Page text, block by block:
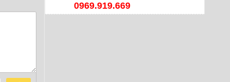
0969.919.669